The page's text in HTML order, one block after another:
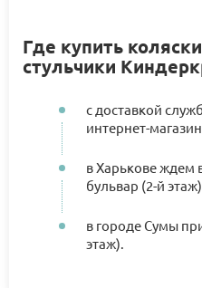
Где купить
стульчики
с доставкой
интернет-
в Харькове ждем
бульвар (2-й
в городе Сумы
этаж).